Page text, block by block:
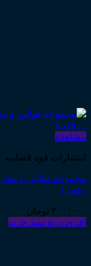
مشاهده
انتشارات قوه قضاییه
مجموعه قوانین و
رقعی)
۲۰۰,۰۰۰ تومان
افزودن به سبد خرید